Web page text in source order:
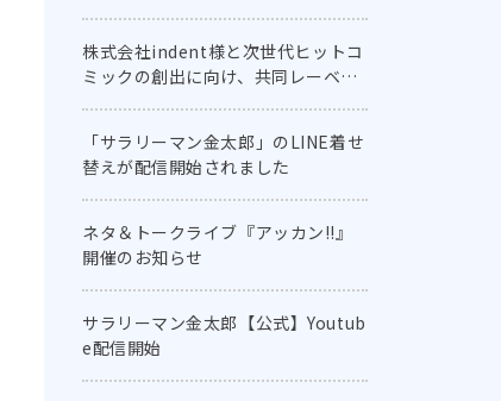
株式会社indent様と次世代ヒットコ
ミックの創出に向け、共同レーベル
「サラリーマン金太郎」のLINE着せ
替えが配信開始されました
ネタ＆トークライブ『アッカン!!』
開催のお知らせ
サラリーマン金太郎【公式】Youtub
e配信開始